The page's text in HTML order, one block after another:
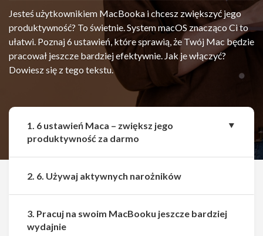
Jesteś użytkownikiem MacBooka i chcesz zwiększyć jego
produktywność? To świetnie. System macOS znacząco Ci to
ułatwi. Poznaj 6 ustawień, które sprawią, że Twój Mac będzie
pracował jeszcze bardziej efektywnie. Jak je włączyć?
Dowiesz się z tego tekstu.
1. 6 ustawień Maca – zwiększ jego
produktywność za darmo
2. 6. Używaj aktywnych narożników
3. Pracuj na swoim MacBooku jeszcze bardziej
wydajnie